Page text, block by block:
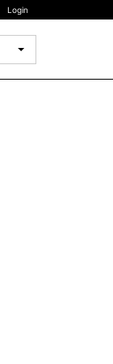
Login